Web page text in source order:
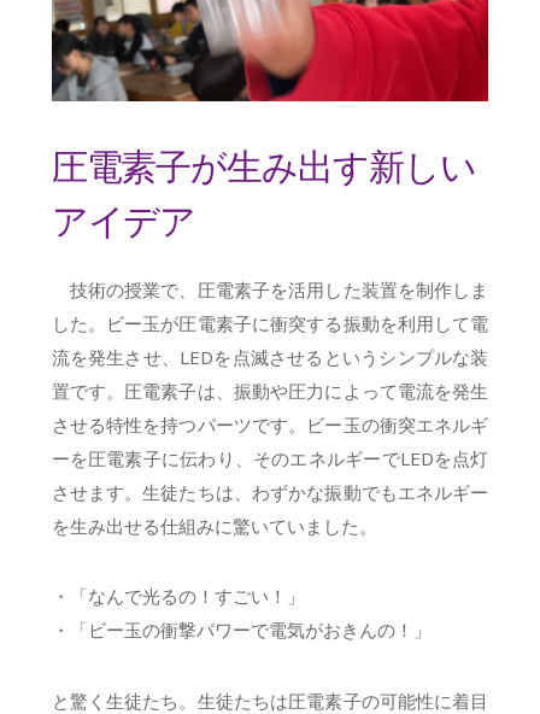
圧電素子が生み出す新しい
アイデア
技術の授業で、圧電素子を活用した装置を制作しま
した。ビー玉が圧電素子に衝突する振動を利用して電
流を発生させ、LEDを点滅させるというシンプルな装
置です。圧電素子は、振動や圧力によって電流を発生
させる特性を持つパーツです。ビー玉の衝突エネルギ
ーを圧電素子に伝わり、そのエネルギーでLEDを点灯
させます。生徒たちは、わずかな振動でもエネルギー
を生み出せる仕組みに驚いていました。
・「なんで光るの！すごい！」
・「ビー玉の衝撃パワーで電気がおきんの！」
と驚く生徒たち。生徒たちは圧電素子の可能性に着目